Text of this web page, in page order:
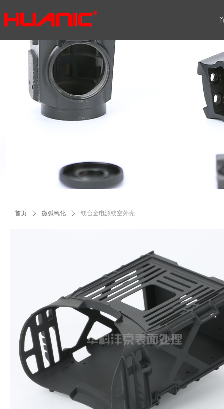
首页 ꄲ 微弧氧化 ꄲ 镁合金电源镂空外壳
Control Render